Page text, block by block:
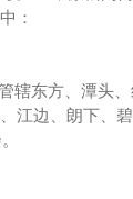
：
辖东方、潭头
江边、朗下、